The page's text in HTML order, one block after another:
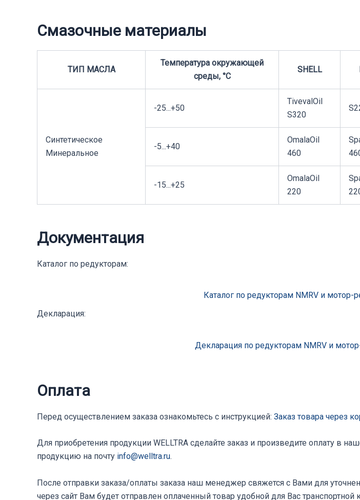
Смазочные материалы
ТИП МАСЛА
Температура окружающей
среды, °С
SHELL
Синтетическое
Минеральное
-25...+50
TivevalOil
S320
-5...+40
OmalaOil
460
-15...+25
OmalaOil
220
Документация
Каталог по редукторам:
Каталог по редукторам NMRV и мотор-
Декларация:
Декларация по редукторам NMRV и
Оплата
Перед осуществлением заказа ознакомьтесь с инструкцией: Заказ товара через
Для приобретения продукции WELLTRA сделайте заказ и произведите оплату в
продукцию на почту info@welltra.ru.
После отправки заказа/оплаты заказа наш менеджер свяжется с Вами для
через сайт Вам будет отправлен оплаченный товар удобной для Вас